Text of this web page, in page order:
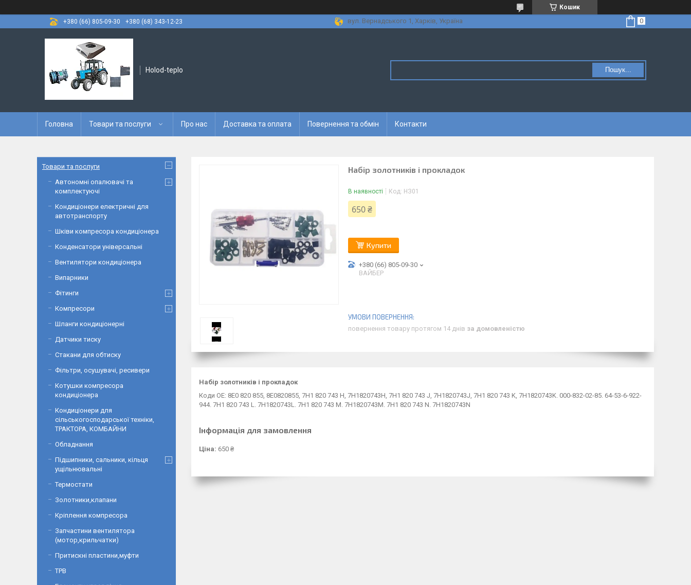
Кошик
+380 (66) 805-09-30
+380 (68) 343-12-23 вул. Вернадського 1, Харків, Україна
Holod-teplo Пошук...
Головна Товари та послуги Про нас Доставка та оплата Повернення та обмін Контакти
Набір золотників і прокладок
В наявності Код: НЗ01
650 ₴
Купити
+380 (66) 805-09-30
ВАЙБЕР
повернення товару протягом 14 днів за домовленістю
Набір золотників і прокладок
Коди ОЕ: 8E0 820 855, 8E0820855, 7H1 820 743 H, 7H1820743H, 7H1 820 743 J, 7H1820743J, 7H1 820 743 K, 7H1820743K. 000-832-02-85. 64-53-6-922-
944. 7H1 820 743 L. 7H1820743L. 7H1 820 743 M. 7H1820743M. 7H1 820 743 N. 7H1820743N
Інформація для замовлення
Ціна: 650 ₴
Товари та послуги
Автономні опалювачі та
комплектуючі
Кондиціонери електричні для
автотранспорту
Шківи компресора кондиціонера
Конденсатори універсальні
Вентилятори кондиціонера
Випарники
Фітинги
Компресори
Шланги кондиціонерні
Датчики тиску
Стакани для обтиску
Фільтри, осушувачі, ресивери
Котушки компресора
кондиціонера
Кондиціонери для
сільськогосподарської техніки,
ТРАКТОРА, КОМБАЙНИ
Обладнання
Підшипники, сальники, кільця
ущільнювальні
Термостати
Золотники,клапани
Кріплення компресора
Запчастини вентилятора
(мотор,крильчатки)
Притискні пластини,муфти
ТРВ